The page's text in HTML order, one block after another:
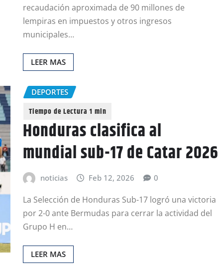
recaudación aproximada de 90 millones de
lempiras en impuestos y otros ingresos
municipales…
LEER MAS
DEPORTES
Honduras clasifica al
mundial sub-17 de Catar 2026
noticias Feb 12, 2026 0
La Selección de Honduras Sub-17 logró una victoria
por 2-0 ante Bermudas para cerrar la actividad del
Grupo H en…
LEER MAS